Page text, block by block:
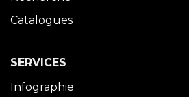
Catalogues
SERVICES
Infographie